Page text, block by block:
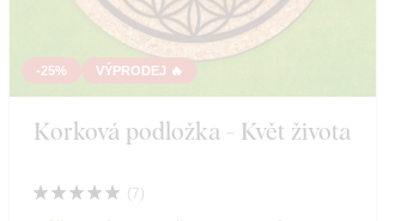
-25% VÝPRODEJ 🔥
Korková podložka - Květ života
(7)